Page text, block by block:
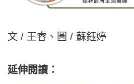
文 / 王睿、圖 / 蘇鈺婷
延伸閱讀：